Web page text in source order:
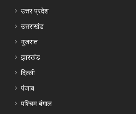
उत्तर प्रदेश
उत्तराखंड
गुजरात
झारखंड
दिल्ली
पंजाब
पश्चिम बंगाल